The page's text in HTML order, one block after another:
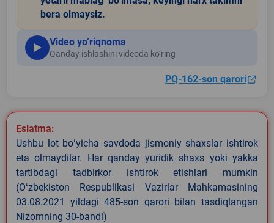
bera olmaysiz.
Video yo‘riqnoma
Qanday ishlashini videoda ko‘ring
PQ-162-son qarori
Eslatma:
Ushbu lot boʻyicha savdoda jismoniy shaxslar ishtirok
eta olmaydilar. Har qanday yuridik shaxs yoki yakka
tartibdagi tadbirkor ishtirok etishlari mumkin
(Oʻzbekiston Respublikasi Vazirlar Mahkamasining
03.08.2021 yildagi 485-son qarori bilan tasdiqlangan
Nizomning 30-bandi)